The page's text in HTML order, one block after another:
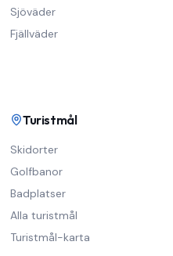
Sjöväder
Fjällväder
Turistmål
Skidorter
Golfbanor
Badplatser
Alla turistmål
Turistmål-karta